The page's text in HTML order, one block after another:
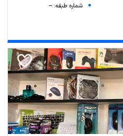
شماره طبقه: --